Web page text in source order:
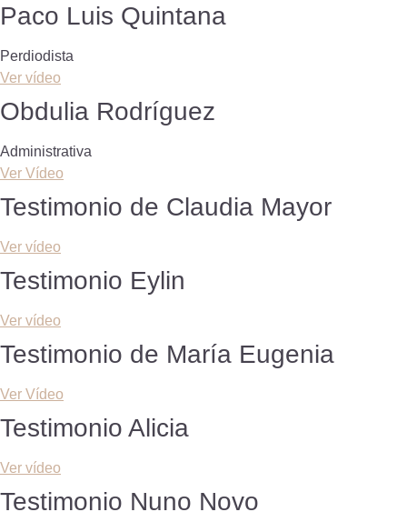
Paco Luis Quintana
Perdiodista
Ver vídeo
Obdulia Rodríguez
Administrativa
Ver Vídeo
Testimonio de Claudia Mayor
Ver vídeo
Testimonio Eylin
Ver vídeo
Testimonio de María Eugenia
Ver Vídeo
Testimonio Alicia
Ver vídeo
Testimonio Nuno Novo